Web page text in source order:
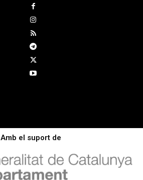
Amb el suport de